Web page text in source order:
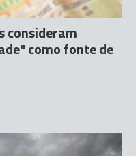
consideram
como fonte de